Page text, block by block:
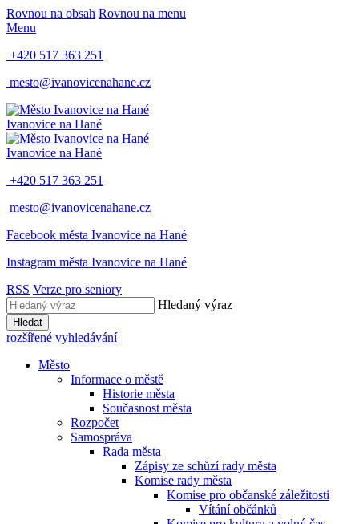
Rovnou na obsah Rovnou na menu
Menu
+420 517 363 251
mesto@ivanovicenahane.cz
Ivanovice na Hané
Ivanovice na Hané
+420 517 363 251
mesto@ivanovicenahane.cz
Facebook města Ivanovice na Hané
Instagram města Ivanovice na Hané
RSS Verze pro seniory
Hledaný výraz
Hledat
rozšířené vyhledávání
Město
Informace o městě
Historie města
Současnost města
Rozpočet
Samospráva
Rada města
Zápisy ze schůzí rady města
Komise rady města
Komise pro občanské záležitosti
Vítání občánků